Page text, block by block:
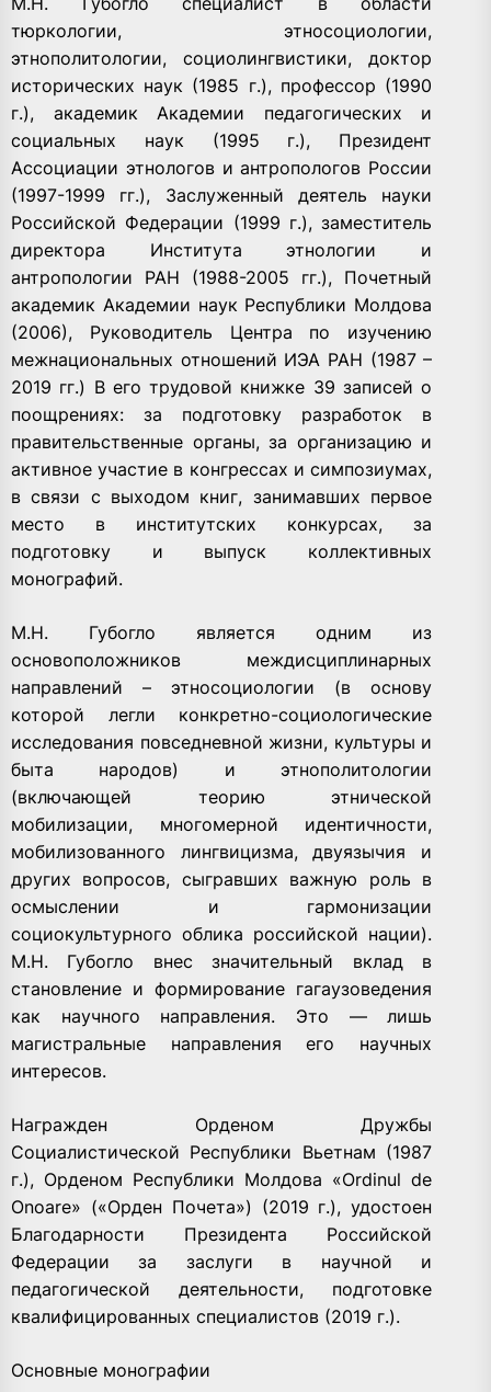
тюркологии, этносоциологии,
этнополитологии, социолингвистики, доктор
исторических наук (1985 г.), профессор (1990
г.), академик Академии педагогических и
социальных наук (1995 г.), Президент
Ассоциации этнологов и антропологов России
(1997-1999 гг.), Заслуженный деятель науки
Российской Федерации (1999 г.), заместитель
директора Института этнологии и
антропологии РАН (1988-2005 гг.), Почетный
академик Академии наук Республики Молдова
(2006), Руководитель Центра по изучению
межнациональных отношений ИЭА РАН (1987 –
2019 гг.) В его трудовой книжке 39 записей о
поощрениях: за подготовку разработок в
правительственные органы, за организацию и
активное участие в конгрессах и симпозиумах,
в связи с выходом книг, занимавших первое
место в институтских конкурсах, за
подготовку и выпуск коллективных
монографий.
М.Н. Губогло является одним из
основоположников междисциплинарных
направлений – этносоциологии (в основу
которой легли конкретно-социологические
исследования повседневной жизни, культуры и
быта народов) и этнополитологии
(включающей теорию этнической
мобилизации, многомерной идентичности,
мобилизованного лингвицизма, двуязычия и
других вопросов, сыгравших важную роль в
осмыслении и гармонизации
социокультурного облика российской нации).
М.Н. Губогло внес значительный вклад в
становление и формирование гагаузоведения
как научного направления. Это — лишь
магистральные направления его научных
интересов.
Награжден Орденом Дружбы
Социалистической Республики Вьетнам (1987
г.), Орденом Республики Молдова «Ordinul de
Onoare» («Орден Почета») (2019 г.), удостоен
Благодарности Президента Российской
Федерации за заслуги в научной и
педагогической деятельности, подготовке
квалифицированных специалистов (2019 г.).
Основные монографии